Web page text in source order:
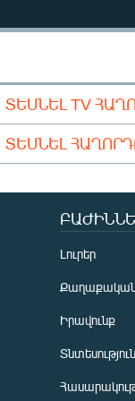
ՏԵՍՆԵԼ TV
ՏԵՍՆԵԼ
Լուրեր
Իրավունք
Տնտեսություն